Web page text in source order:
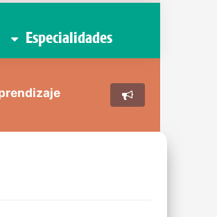
Especialidades